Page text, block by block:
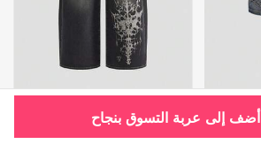
SR141.00
أضف إلى عربة التسوق بنجاح